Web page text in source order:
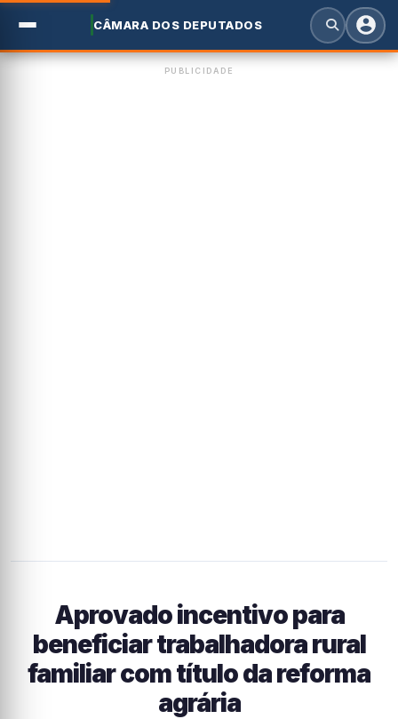
CÂMARA DOS DEPUTADOS
PUBLICIDADE
Aprovado incentivo para
beneficiar trabalhadora rural
familiar com título da reforma
agrária